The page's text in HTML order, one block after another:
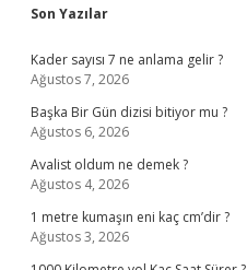
Sidebar
Son Yazılar
Kader sayısı 7 ne anlama gelir ?
Ağustos 7, 2026
Başka Bir Gün dizisi bitiyor mu ?
Ağustos 6, 2026
Avalist oldum ne demek ?
Ağustos 4, 2026
1 metre kumaşın eni kaç cm’dir ?
Ağustos 3, 2026